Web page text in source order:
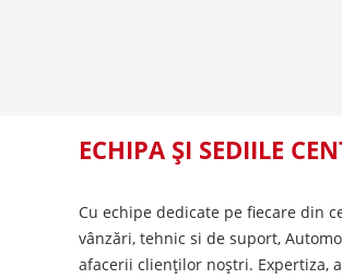
ECHIPA ȘI SEDIILE
Cu echipe dedicate pe fiecare din
vânzări, tehnic si de suport,
afacerii clienților noștri. Expertiza,